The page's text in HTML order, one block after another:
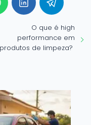
O que é high
performance em
produtos de limpeza?